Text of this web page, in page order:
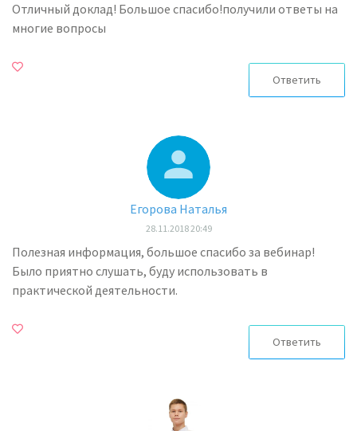
Отличный доклад! Большое спасибо!получили ответы на
многие вопросы
Ответить
Егорова Наталья
28.11.2018 20:49
Полезная информация, большое спасибо за вебинар!
Было приятно слушать, буду использовать в
практической деятельности.
Ответить